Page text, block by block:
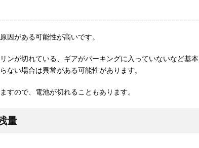
因がある可能性が高いです。
ンが切れている、ギアがパーキングに入っていないなど基本
ない場合は異常がある可能性があります。
すので、電池が切れることもあります。
量